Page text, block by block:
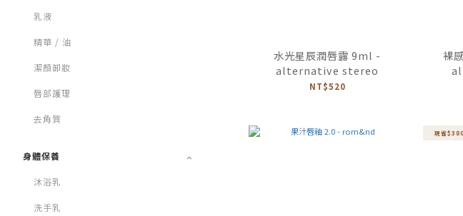
乳液
精華 / 油
潔顏卸妝
唇部護理
去角質
身體保養
沐浴乳
洗手乳
水光星辰潤唇露 9ml -
alternative stereo
NT$520
裸
現省$380